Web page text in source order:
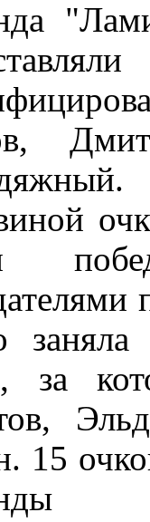
за
15